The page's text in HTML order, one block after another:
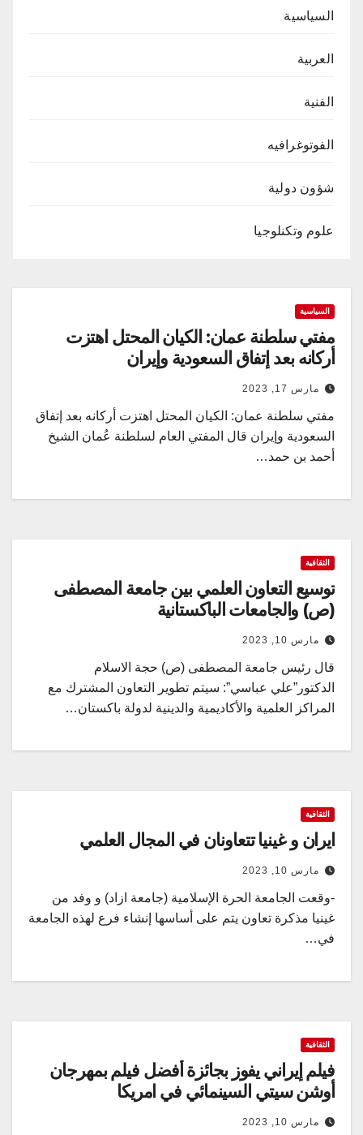
السياسية
العربية
الفنية
الفوتوغرافيه
شؤون دولية
علوم وتكنلوجيا
السياسية
مفتي سلطنة عمان: الكيان المحتل اهتزت
أركانه بعد إتفاق السعودية وإيران
مارس 17, 2023
مفتي سلطنة عمان: الكيان المحتل اهتزت أركانه بعد إتفاق
السعودية وإيران قال المفتي العام لسلطنة عُمان الشيخ
أحمد بن حمد…
الثقافية
توسيع التعاون العلمي بين جامعة المصطفى
(ص) والجامعات الباكستانية
مارس 10, 2023
قال رئيس جامعة المصطفى (ص) حجة الاسلام
الدكتور”علي عباسي”: سيتم تطوير التعاون المشترك مع
المراكز العلمية والأكاديمية والدينية لدولة باكستان…
الثقافية
ايران و غينيا تتعاونان في المجال العلمي
مارس 10, 2023
-وقعت الجامعة الحرة الإسلامية (جامعة ازاد) و وفد من
غينيا مذكرة تعاون يتم على أساسها إنشاء فرع لهذه الجامعة
في…
الثقافية
فيلم إيراني يفوز بجائزة أفضل فيلم بمهرجان
أوشن سيتي السینمائي في امريكا
مارس 10, 2023